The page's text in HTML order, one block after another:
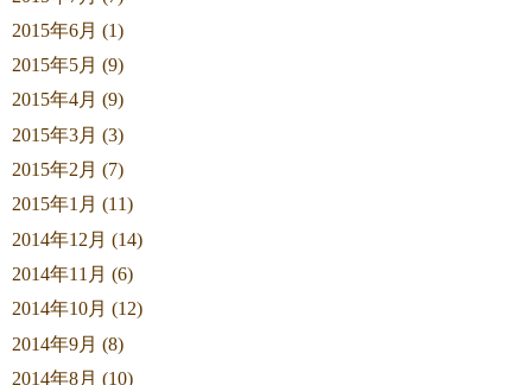
2015年6月 (1)
2015年5月 (9)
2015年4月 (9)
2015年3月 (3)
2015年2月 (7)
2015年1月 (11)
2014年12月 (14)
2014年11月 (6)
2014年10月 (12)
2014年9月 (8)
2014年8月 (10)